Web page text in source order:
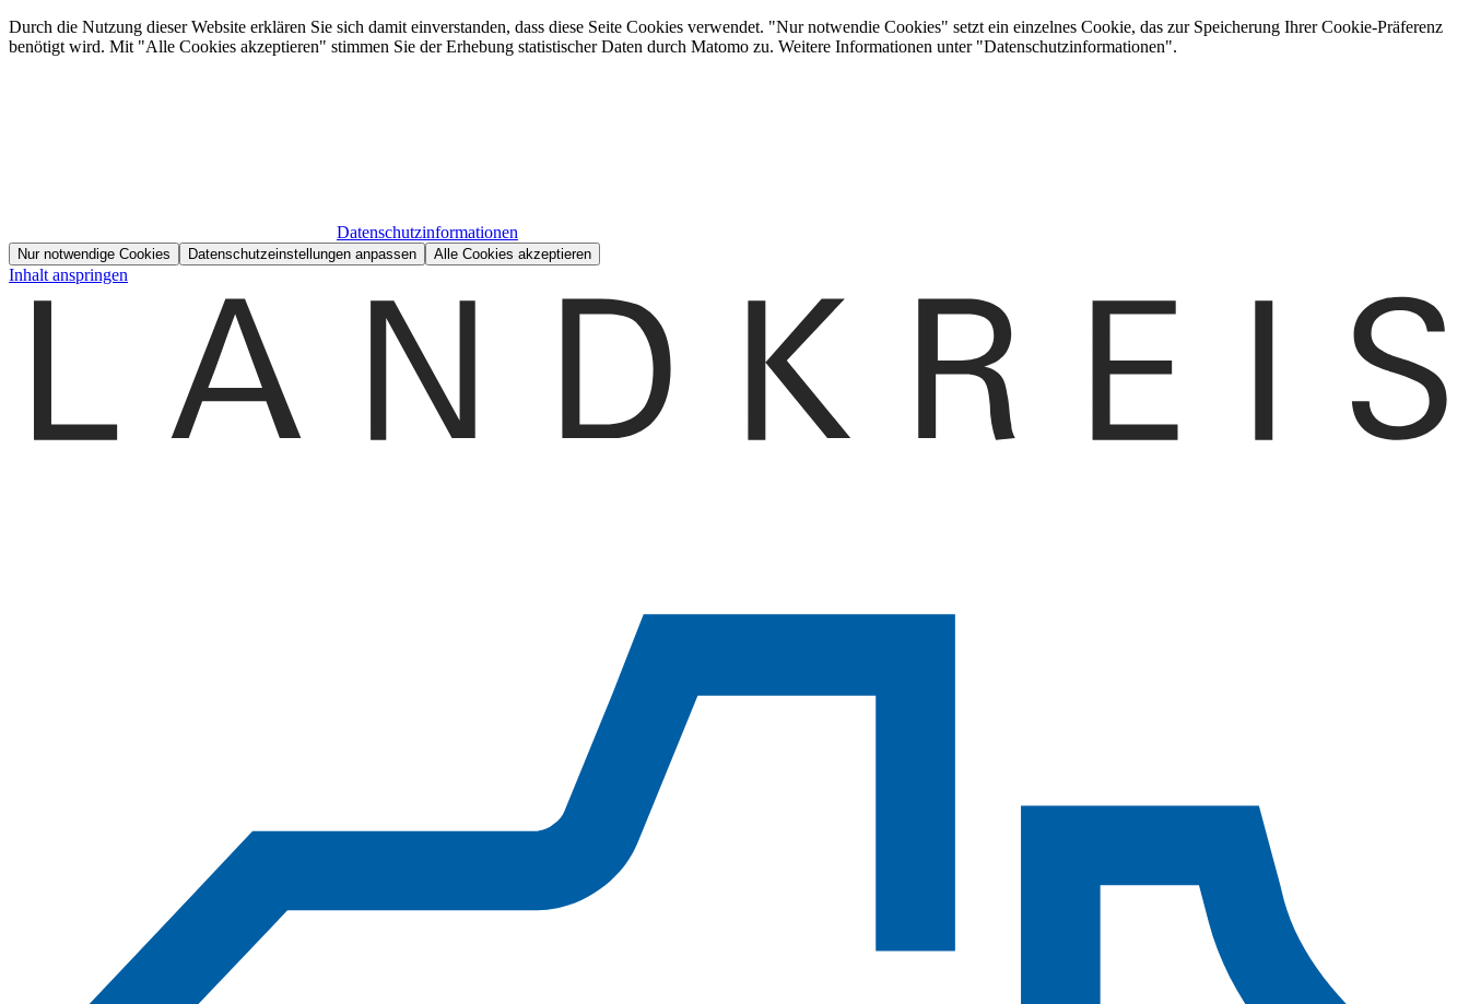
Durch die Nutzung dieser Website erklären Sie sich damit einverstanden, dass diese Seite Cookies verwendet. "Nur notwendie Cookies" setzt ein einzelnes Cookie, das zur Speicherung Ihrer Cookie-Präferenz
benötigt wird. Mit "Alle Cookies akzeptieren" stimmen Sie der Erhebung statistischer Daten durch Matomo zu. Weitere Informationen unter "Datenschutzinformationen".
Datenschutzinformationen
Nur notwendige Cookies Datenschutzeinstellungen anpassen Alle Cookies akzeptieren
Inhalt anspringen